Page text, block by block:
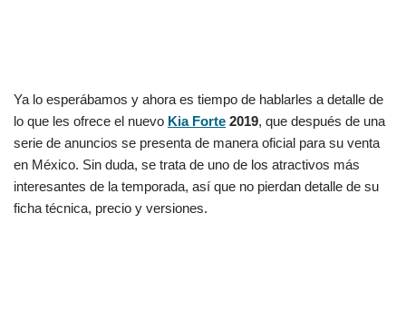
Ya lo esperábamos y ahora es tiempo de hablarles a detalle de
lo que les ofrece el nuevo Kia Forte 2019, que después de una
serie de anuncios se presenta de manera oficial para su venta
en México. Sin duda, se trata de uno de los atractivos más
interesantes de la temporada, así que no pierdan detalle de su
ficha técnica, precio y versiones.